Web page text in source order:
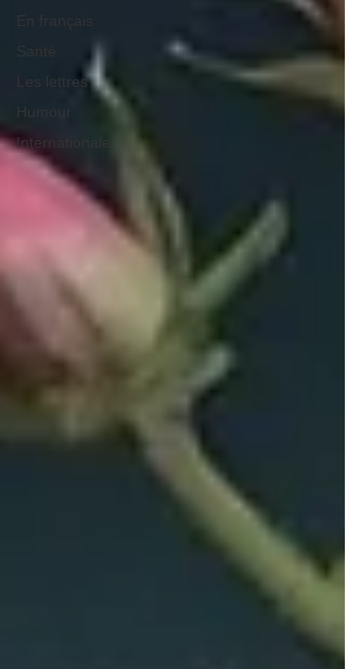
En français
Santé
Les lettres
Humour
Internationale